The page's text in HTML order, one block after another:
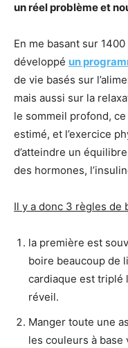
un réel problème et
En me basant sur
développé un
de vie basés sur
mais aussi sur la
le sommeil profond,
estimé, et l’exercice
d’atteindre un
des hormones,
Il y a donc 3 règles de
la première est
boire beaucoup de
cardiaque est triplé
réveil.
Manger toute une
les couleurs à base